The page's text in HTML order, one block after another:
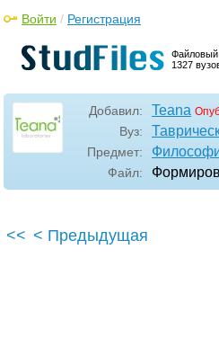
Файловый
1327
Войти / Регистрация
Добавил: Teana
Вуз:
Предмет:
Файл:
<< < Предыдущая